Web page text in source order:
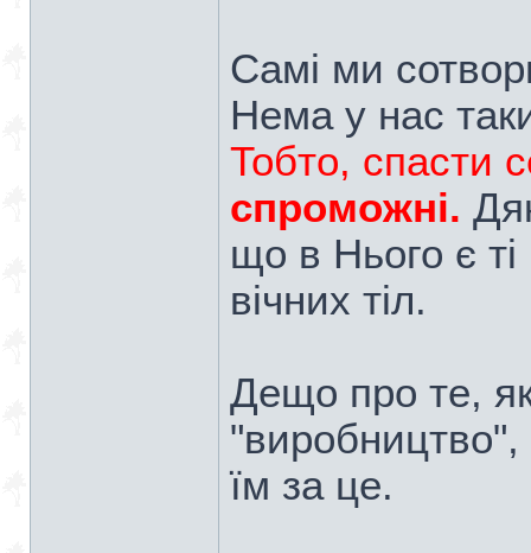
Самі ми
Нема у нас
Тобто, спасти
спроможні.
що в Нього є ті
вічних тіл.
Дещо про те,
"виробництво",
їм за це.